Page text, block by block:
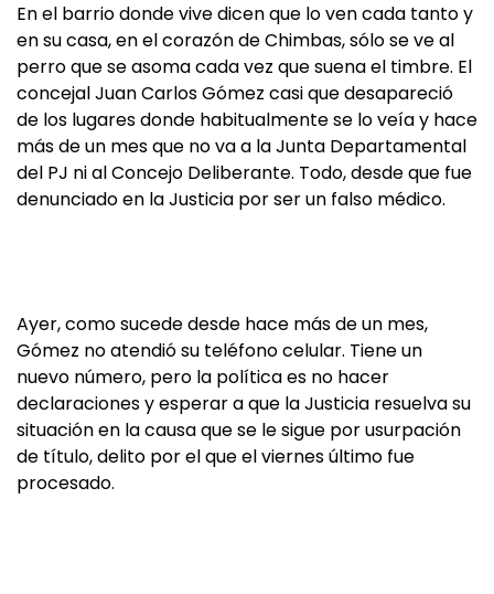
En el barrio donde vive dicen que lo ven cada tanto y
en su casa, en el corazón de Chimbas, sólo se ve al
perro que se asoma cada vez que suena el timbre. El
concejal Juan Carlos Gómez casi que desapareció
de los lugares donde habitualmente se lo veía y hace
más de un mes que no va a la Junta Departamental
del PJ ni al Concejo Deliberante. Todo, desde que fue
denunciado en la Justicia por ser un falso médico.
Ayer, como sucede desde hace más de un mes,
Gómez no atendió su teléfono celular. Tiene un
nuevo número, pero la política es no hacer
declaraciones y esperar a que la Justicia resuelva su
situación en la causa que se le sigue por usurpación
de título, delito por el que el viernes último fue
procesado.